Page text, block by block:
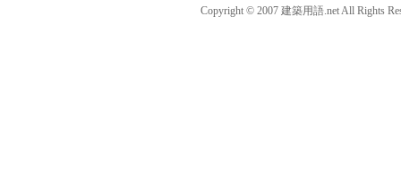
Copyright © 2007 建築用語.net All Rights